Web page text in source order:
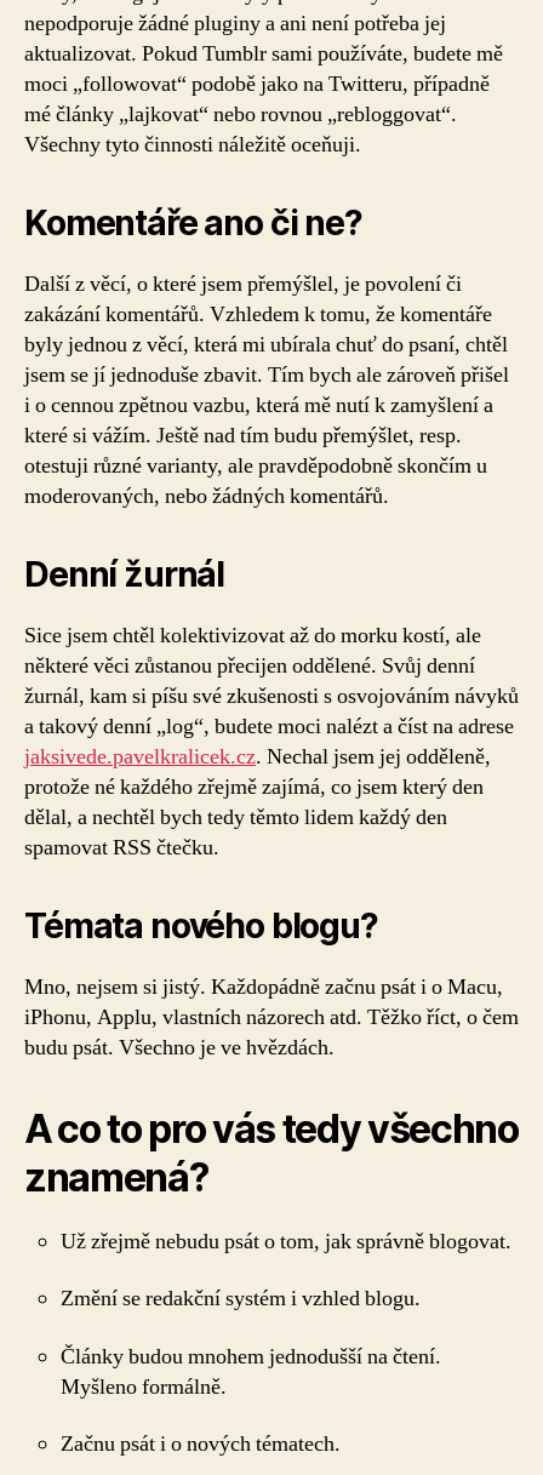
nepodporuje žádné pluginy a ani není potřeba jej
aktualizovat. Pokud Tumblr sami používáte, budete mě
moci „followovat“ podobě jako na Twitteru, případně
mé články „lajkovat“ nebo rovnou „rebloggovat“.
Všechny tyto činnosti náležitě oceňuji.
Komentáře ano či ne?
Další z věcí, o které jsem přemýšlel, je povolení či
zakázání komentářů. Vzhledem k tomu, že komentáře
byly jednou z věcí, která mi ubírala chuť do psaní, chtěl
jsem se jí jednoduše zbavit. Tím bych ale zároveň přišel
i o cennou zpětnou vazbu, která mě nutí k zamyšlení a
které si vážím. Ještě nad tím budu přemýšlet, resp.
otestuji různé varianty, ale pravděpodobně skončím u
moderovaných, nebo žádných komentářů.
Denní žurnál
Sice jsem chtěl kolektivizovat až do morku kostí, ale
některé věci zůstanou přecijen oddělené. Svůj denní
žurnál, kam si píšu své zkušenosti s osvojováním návyků
a takový denní „log“, budete moci nalézt a číst na adrese
jaksivede.pavelkralicek.cz. Nechal jsem jej odděleně,
protože né každého zřejmě zajímá, co jsem který den
dělal, a nechtěl bych tedy těmto lidem každý den
spamovat RSS čtečku.
Témata nového blogu?
Mno, nejsem si jistý. Každopádně začnu psát i o Macu,
iPhonu, Applu, vlastních názorech atd. Těžko říct, o čem
budu psát. Všechno je ve hvězdách.
A co to pro vás tedy všechno
znamená?
Už zřejmě nebudu psát o tom, jak správně blogovat.
Změní se redakční systém i vzhled blogu.
Články budou mnohem jednodušší na čtení.
Myšleno formálně.
Začnu psát i o nových tématech.